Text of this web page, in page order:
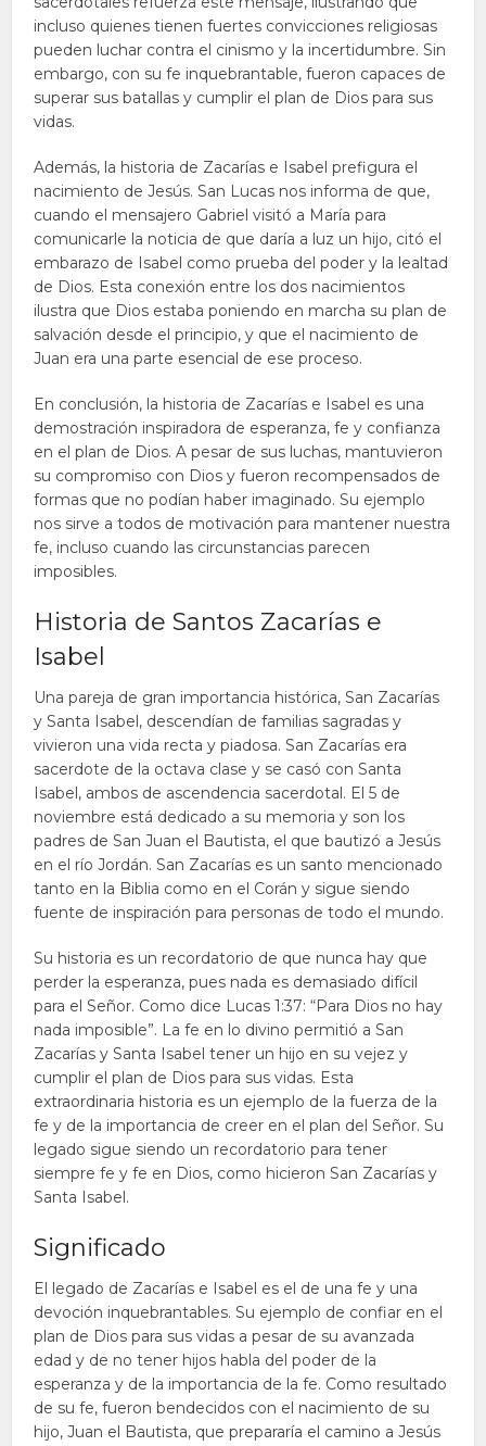
incluso quienes tienen fuertes convicciones religiosas
pueden luchar contra el cinismo y la incertidumbre. Sin
embargo, con su fe inquebrantable, fueron capaces de
superar sus batallas y cumplir el plan de Dios para sus
vidas.
Además, la historia de Zacarías e Isabel prefigura el
nacimiento de Jesús. San Lucas nos informa de que,
cuando el mensajero Gabriel visitó a María para
comunicarle la noticia de que daría a luz un hijo, citó el
embarazo de Isabel como prueba del poder y la lealtad
de Dios. Esta conexión entre los dos nacimientos
ilustra que Dios estaba poniendo en marcha su plan de
salvación desde el principio, y que el nacimiento de
Juan era una parte esencial de ese proceso.
En conclusión, la historia de Zacarías e Isabel es una
demostración inspiradora de esperanza, fe y confianza
en el plan de Dios. A pesar de sus luchas, mantuvieron
su compromiso con Dios y fueron recompensados de
formas que no podían haber imaginado. Su ejemplo
nos sirve a todos de motivación para mantener nuestra
fe, incluso cuando las circunstancias parecen
imposibles.
Historia de Santos Zacarías e
Isabel
Una pareja de gran importancia histórica, San Zacarías
y Santa Isabel, descendían de familias sagradas y
vivieron una vida recta y piadosa. San Zacarías era
sacerdote de la octava clase y se casó con Santa
Isabel, ambos de ascendencia sacerdotal. El 5 de
noviembre está dedicado a su memoria y son los
padres de San Juan el Bautista, el que bautizó a Jesús
en el río Jordán. San Zacarías es un santo mencionado
tanto en la Biblia como en el Corán y sigue siendo
fuente de inspiración para personas de todo el mundo.
Su historia es un recordatorio de que nunca hay que
perder la esperanza, pues nada es demasiado difícil
para el Señor. Como dice Lucas 1:37: “Para Dios no hay
nada imposible”. La fe en lo divino permitió a San
Zacarías y Santa Isabel tener un hijo en su vejez y
cumplir el plan de Dios para sus vidas. Esta
extraordinaria historia es un ejemplo de la fuerza de la
fe y de la importancia de creer en el plan del Señor. Su
legado sigue siendo un recordatorio para tener
siempre fe y fe en Dios, como hicieron San Zacarías y
Santa Isabel.
Significado
El legado de Zacarías e Isabel es el de una fe y una
devoción inquebrantables. Su ejemplo de confiar en el
plan de Dios para sus vidas a pesar de su avanzada
edad y de no tener hijos habla del poder de la
esperanza y de la importancia de la fe. Como resultado
de su fe, fueron bendecidos con el nacimiento de su
hijo, Juan el Bautista, que prepararía el camino a Jesús